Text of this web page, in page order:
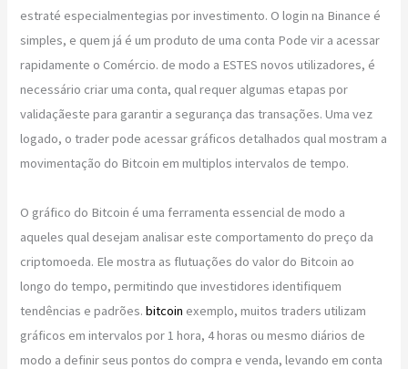
estraté especialmentegias por investimento. O login na Binance é
simples, e quem já é um produto de uma conta Pode vir a acessar
rapidamente o Comércio. de modo a ESTES novos utilizadores, é
necessário criar uma conta, qual requer algumas etapas por
validaçãeste para garantir a segurança das transações. Uma vez
logado, o trader pode acessar gráficos detalhados qual mostram a
movimentação do Bitcoin em multiplos intervalos de tempo.
O gráfico do Bitcoin é uma ferramenta essencial de modo a
aqueles qual desejam analisar este comportamento do preço da
criptomoeda. Ele mostra as flutuações do valor do Bitcoin ao
longo do tempo, permitindo que investidores identifiquem
tendências e padrões.bitcoin exemplo, muitos traders utilizam
gráficos em intervalos por 1 hora, 4 horas ou mesmo diários de
modo a definir seus pontos do compra e venda, levando em conta